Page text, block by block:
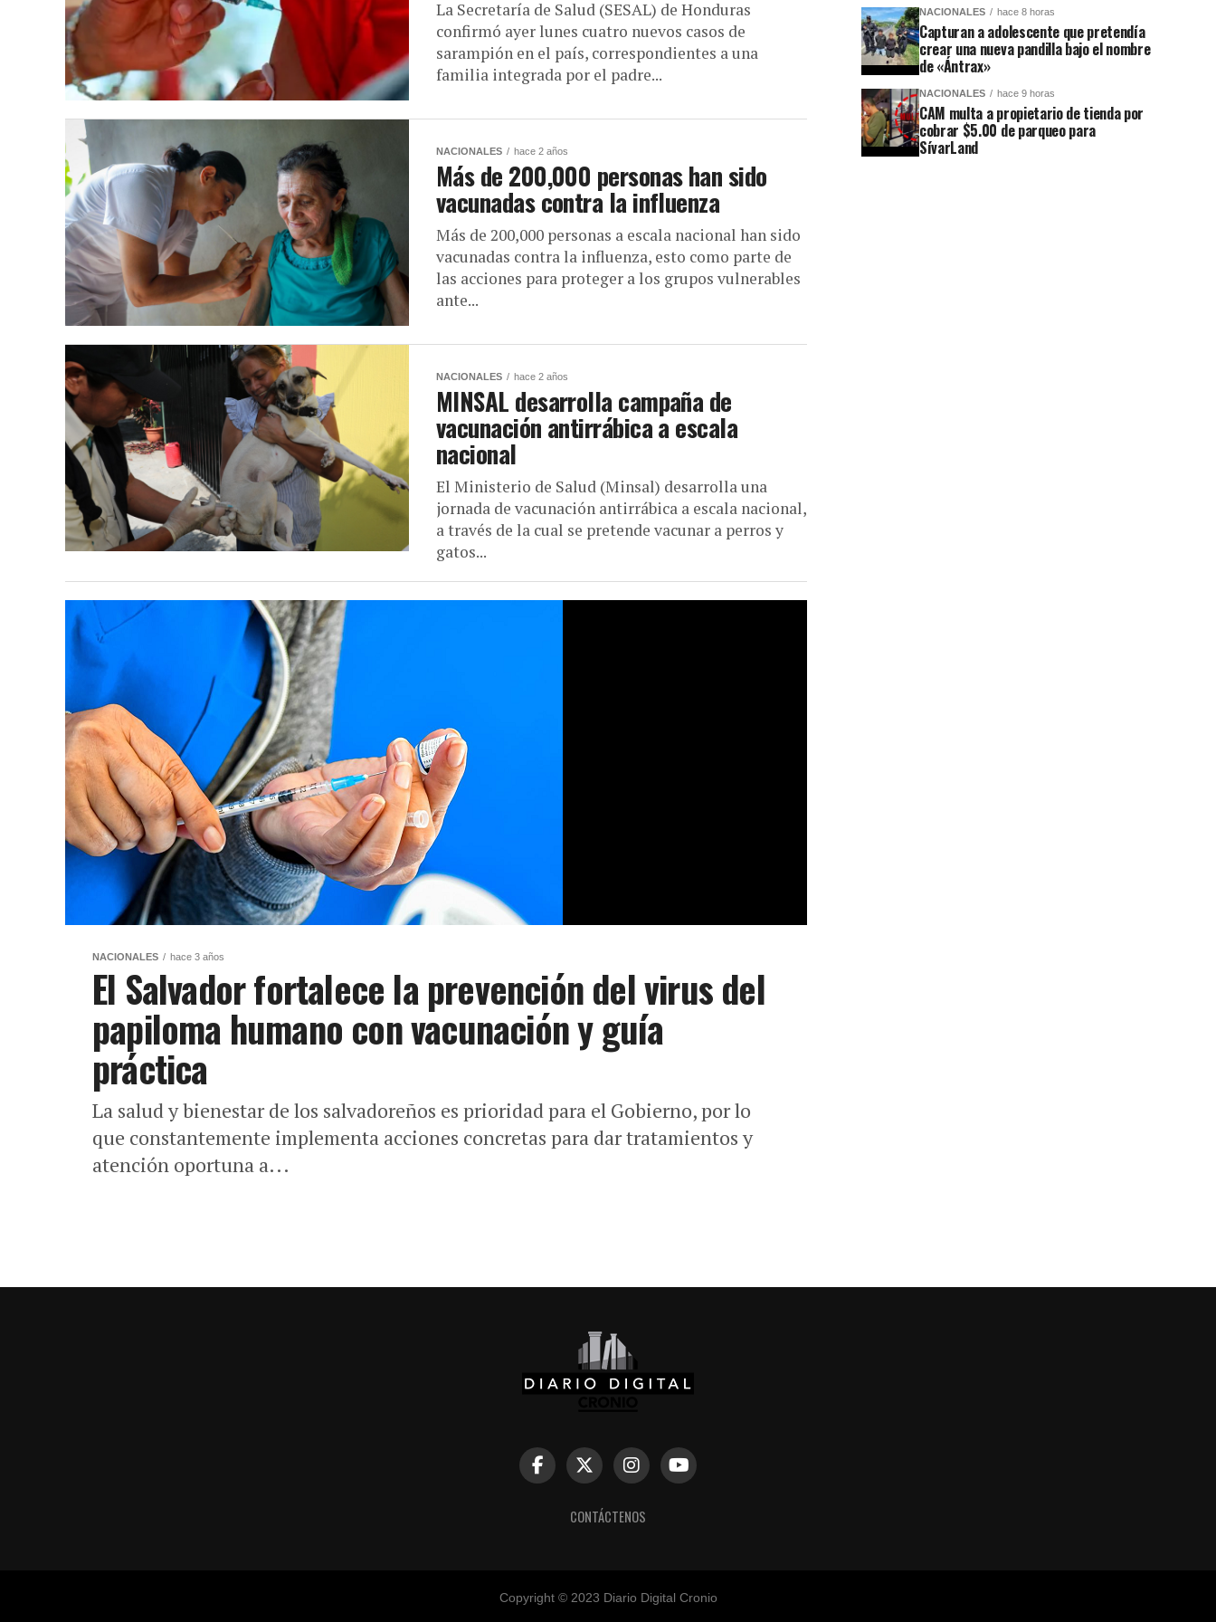
La Secretaría de Salud (SESAL) de Honduras
confirmó ayer lunes cuatro nuevos casos de
sarampión en el país, correspondientes a una
familia integrada por el padre...
NACIONALES hace 2 años
Más de 200,000 personas han sido
vacunadas contra la influenza
Más de 200,000 personas a escala nacional han sido
vacunadas contra la influenza, esto como parte de
las acciones para proteger a los grupos vulnerables
ante...
NACIONALES hace 2 años
MINSAL desarrolla campaña de
vacunación antirrábica a escala
nacional
El Ministerio de Salud (Minsal) desarrolla una
jornada de vacunación antirrábica a escala nacional,
a través de la cual se pretende vacunar a perros y
gatos...
NACIONALES hace 3 años
El Salvador fortalece la prevención del virus del
papiloma humano con vacunación y guía
práctica
La salud y bienestar de los salvadoreños es prioridad para el Gobierno, por lo
que constantemente implementa acciones concretas para dar tratamientos y
atención oportuna a...
NACIONALES hace 8 horas
Capturan a adolescente que pretendía
crear una nueva pandilla bajo el nombre
de «Ántrax»
NACIONALES hace 9 horas
CAM multa a propietario de tienda por
cobrar $5.00 de parqueo para
SívarLand
CONTÁCTENOS
Copyright © 2023 Diario Digital Cronio